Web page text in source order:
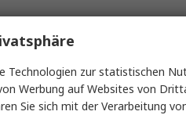
Lager
Pneumatische
3/8 in Stecker, G
Menge
Technologien zur statistischen
Werbung auf Websites von
Sie sich mit der Verarbeitung